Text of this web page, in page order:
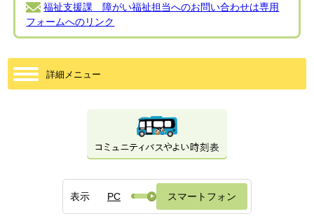
福祉支援課 障がい福祉担当へのお問い合わせは専用
フォームへのリンク
詳細メニュー
表示 PC スマートフォン